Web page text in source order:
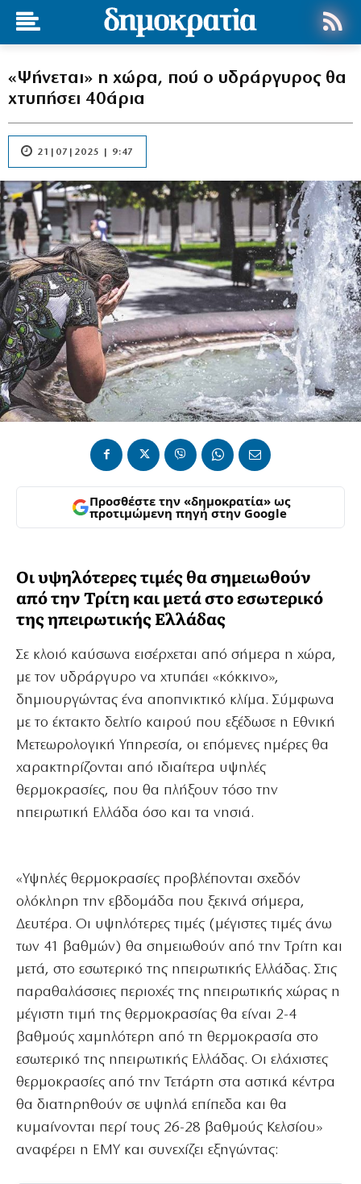
«Ψήνεται» η χώρα, πού ο υδράργυρος θα
χτυπήσει 40άρια
21|07|2025 | 9:47
Προσθέστε την «δημοκρατία» ως
προτιμώμενη πηγή στην Google
Οι υψηλότερες τιμές θα σημειωθούν
από την Τρίτη και μετά στο εσωτερικό
της ηπειρωτικής Ελλάδας
Σε κλοιό καύσωνα εισέρχεται από σήμερα η χώρα,
με τον υδράργυρο να χτυπάει «κόκκινο»,
δημιουργώντας ένα αποπνικτικό κλίμα. Σύμφωνα
με το έκτακτο δελτίο καιρού που εξέδωσε η Εθνική
Μετεωρολογική Υπηρεσία, οι επόμενες ημέρες θα
χαρακτηρίζονται από ιδιαίτερα υψηλές
θερμοκρασίες, που θα πλήξουν τόσο την
ηπειρωτική Ελλάδα όσο και τα νησιά.
«Υψηλές θερμοκρασίες προβλέπονται σχεδόν
ολόκληρη την εβδομάδα που ξεκινά σήμερα,
Δευτέρα. Οι υψηλότερες τιμές (μέγιστες τιμές άνω
των 41 βαθμών) θα σημειωθούν από την Τρίτη και
μετά, στο εσωτερικό της ηπειρωτικής Ελλάδας. Στις
παραθαλάσσιες περιοχές της ηπειρωτικής χώρας η
μέγιστη τιμή της θερμοκρασίας θα είναι 2-4
βαθμούς χαμηλότερη από τη θερμοκρασία στο
εσωτερικό της ηπειρωτικής Ελλάδας. Οι ελάχιστες
θερμοκρασίες από την Τετάρτη στα αστικά κέντρα
θα διατηρηθούν σε υψηλά επίπεδα και θα
κυμαίνονται περί τους 26-28 βαθμούς Κελσίου»
αναφέρει η ΕΜΥ και συνεχίζει εξηγώντας: